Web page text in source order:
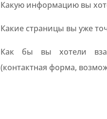
Какую информацию вы
Какие страницы вы уже
Как бы вы хотели
(контактная форма,